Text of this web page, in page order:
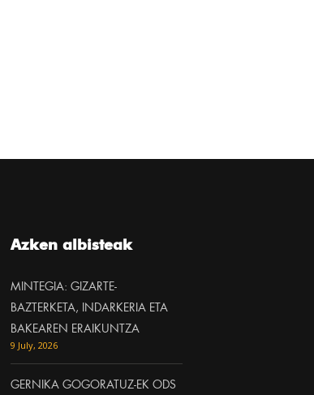
Azken albisteak
MINTEGIA: GIZARTE-
BAZTERKETA, INDARKERIA ETA
BAKEAREN ERAIKUNTZA
9 July, 2026
GERNIKA GOGORATUZ-EK ODS